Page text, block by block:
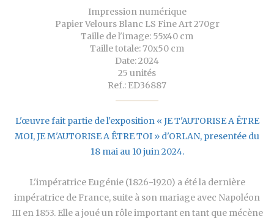
Impression numérique
Papier Velours Blanc LS Fine Art 270gr
Taille de l'image: 55x40 cm
Taille totale: 70x50 cm
Date: 2024
25 unités
Ref.: ED36887
L'œuvre fait partie de l'exposition « JE T'AUTORISE A ÊTRE
MOI, JE M'AUTORISE A ÊTRE TOI » d'ORLAN, presentée du
18 mai au 10 juin 2024.
L'impératrice Eugénie (1826-1920) a été la dernière
impératrice de France, suite à son mariage avec Napoléon
III en 1853. Elle a joué un rôle important en tant que mécène